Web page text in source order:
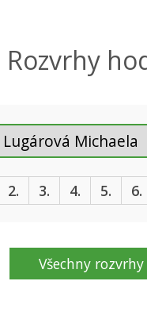
Rozvrhy
2. 3. 4. 5. 6.
Všechny rozvrhy